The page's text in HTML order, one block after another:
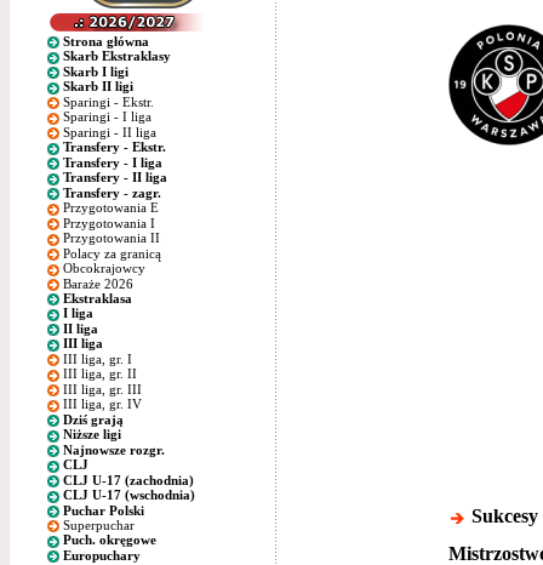
Strona główna
Skarb Ekstraklasy
Skarb I ligi
Skarb II ligi
Sparingi - Ekstr.
Sparingi - I liga
Sparingi - II liga
Transfery - Ekstr.
Transfery - I liga
Transfery - II liga
Transfery - zagr.
Przygotowania E
Przygotowania I
Przygotowania II
Polacy za granicą
Obcokrajowcy
Baraże 2026
Ekstraklasa
I liga
II liga
III liga
III liga, gr. I
III liga, gr. II
III liga, gr. III
III liga, gr. IV
Dziś grają
Niższe ligi
Najnowsze rozgr.
CLJ
CLJ U-17 (zachodnia)
CLJ U-17 (wschodnia)
Puchar Polski
Superpuchar
Puch. okręgowe
Europuchary
Sukcesy